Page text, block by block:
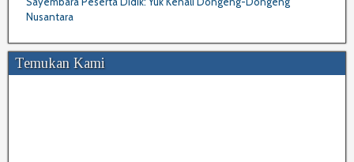
Nusantara
Temukan Kami